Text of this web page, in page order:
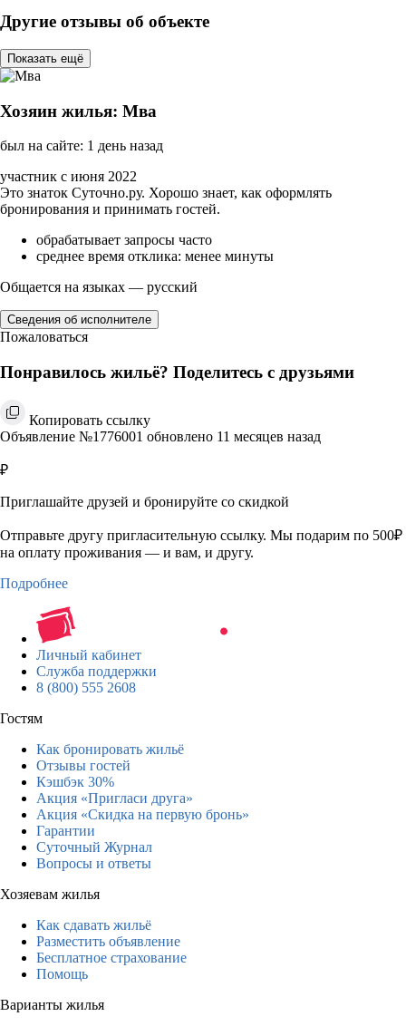
Другие отзывы об объекте
Показать ещё
Хозяин жилья: Мва
был на сайте: 1 день назад
участник с июня 2022
Это знаток Суточно.ру. Хорошо знает, как оформлять
бронирования и принимать гостей.
обрабатывает запросы часто
среднее время отклика: менее минуты
Общается на языках — русский
Сведения об исполнителе
Пожаловаться
Понравилось жильё? Поделитесь с друзьями
Копировать ссылку
Объявление №1776001 обновлено 11 месяцев назад
₽
Приглашайте друзей и бронируйте со скидкой
Отправьте другу пригласительную ссылку. Мы подарим по 500₽
на оплату проживания — и вам, и другу.
Подробнее
Личный кабинет
Служба поддержки
8 (800) 555 2608
Гостям
Как бронировать жильё
Отзывы гостей
Кэшбэк 30%
Акция «Пригласи друга»
Акция «Скидка на первую бронь»
Гарантии
Суточный Журнал
Вопросы и ответы
Хозяевам жилья
Как сдавать жильё
Разместить объявление
Бесплатное страхование
Помощь
Варианты жилья